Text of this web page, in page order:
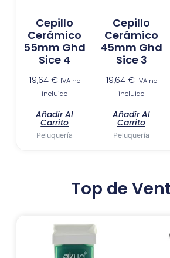
Cepillo
Cerámico
55mm Ghd
Sice 4
19,64 € IVA no
incluido
Añadir Al
Carrito
Peluquería
Cepillo
Cerámico
45mm Ghd
Sice 3
19,64 € IVA no
incluido
Añadir Al
Carrito
Peluquería
Top de